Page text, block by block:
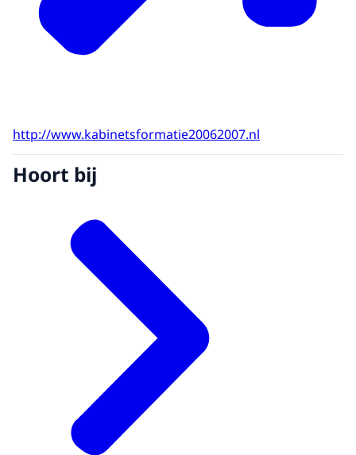
http://www.kabinetsformatie20062007.nl
Hoort bij